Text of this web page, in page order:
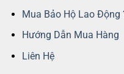
Mua Bảo Hộ Lao Động
Hướng Dẫn Mua Hàng
Liên Hệ